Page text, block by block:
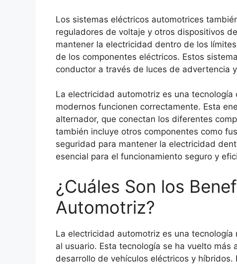
Los sistemas eléctricos automotrices
reguladores de voltaje y otros dispositivos
mantener la electricidad dentro de los
de los componentes eléctricos. Estos
conductor a través de luces de advertencia
La electricidad automotriz es una
modernos funcionen correctamente. Esta
alternador, que conectan los diferentes
también incluye otros componentes como
seguridad para mantener la electricidad
esencial para el funcionamiento seguro y
¿Cuáles Son los
Automotriz?
La electricidad automotriz es una
al usuario. Esta tecnología se ha vuelto
desarrollo de vehículos eléctricos y